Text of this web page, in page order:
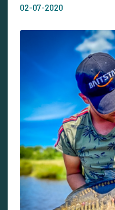
02-07-2020